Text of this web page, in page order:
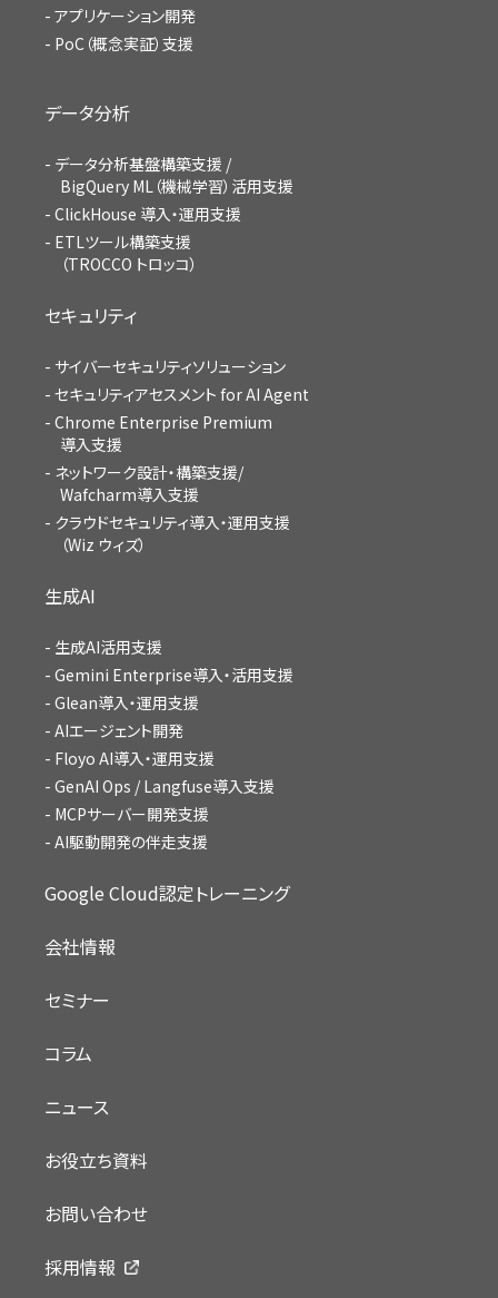
アプリケーション開発
PoC（概念実証）支援
データ分析
データ分析基盤構築支援 /
BigQuery ML（機械学習）活用支援
ClickHouse 導入・運用支援
ETLツール構築支援
（TROCCO トロッコ）
セキュリティ
サイバーセキュリティソリューション
セキュリティアセスメント for AI Agent
Chrome Enterprise Premium
導入支援
ネットワーク設計・構築支援/
Wafcharm導入支援
クラウドセキュリティ導入・運用支援
（Wiz ウィズ）
生成AI
生成AI活用支援
Gemini Enterprise導入・活用支援
Glean導入・運用支援
AIエージェント開発
Floyo AI導入・運用支援
GenAI Ops / Langfuse導入支援
MCPサーバー開発支援
AI駆動開発の伴走支援
Google Cloud認定トレーニング
会社情報
セミナー
コラム
ニュース
お役立ち資料
お問い合わせ
採用情報